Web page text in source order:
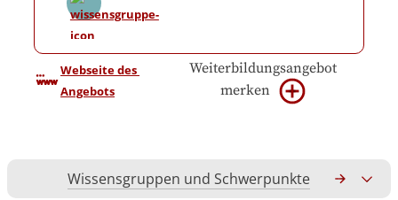
Webseite des
Angebots
Weiterbildungsangebot
merken
Wissensgruppen und Schwerpunkte